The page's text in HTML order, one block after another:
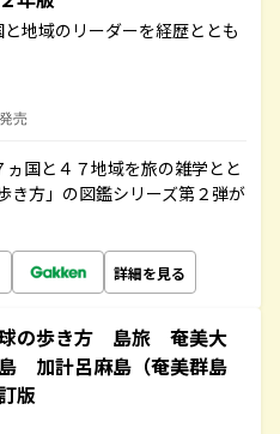
と地域のリーダーを経歴ととも
売
国と４７地域を旅の雑学とと
き方」の図鑑シリーズ第２弾が
詳細を見る
の歩き方 島旅 奄美大
加計呂麻島（奄美群島
版